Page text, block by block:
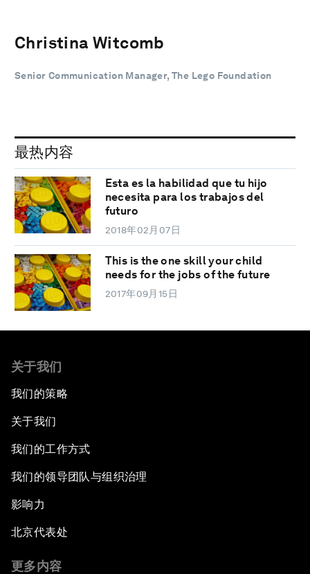
Christina Witcomb
Senior Communication Manager, The Lego Foundation
最热内容
Esta es la habilidad que tu hijo
necesita para los trabajos del
futuro
2018年02月07日
This is the one skill your child
needs for the jobs of the future
2017年09月15日
关于我们
我们的策略
关于我们
我们的工作方式
我们的领导团队与组织治理
影响力
北京代表处
更多内容